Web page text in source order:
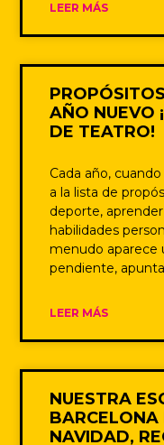
LEER MÁS
AÑO NUEVO
DE TEATRO!
Cada año,
a la lista de
deporte,
habilidades
menudo aparece
pendiente,
LEER MÁS
NUESTRA
BARCELONA
NAVIDAD,